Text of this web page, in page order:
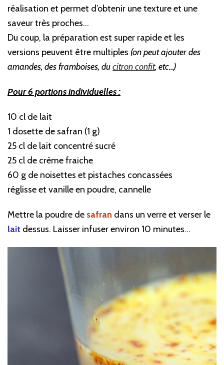
réalisation et permet d’obtenir une texture et une
saveur très proches…
Du coup, la préparation est super rapide et les
versions peuvent être multiples (on peut ajouter des
amandes, des framboises, ducitron confit, etc…)
Pour 6 portions individuelles :
10 cl de lait
1 dosette de safran (1 g)
25 cl de lait concentré sucré
25 cl de crème fraiche
60 g de noisettes et pistaches concassées
réglisse et vanille en poudre, cannelle
Mettre la poudre de safran dans un verre et verser le
lait dessus. Laisser infuser environ 10 minutes…